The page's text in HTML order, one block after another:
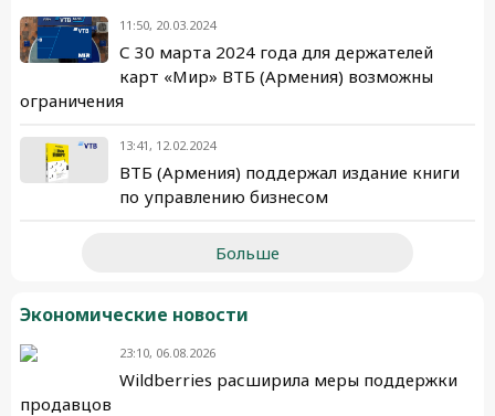
11:50, 20.03.2024
С 30 марта 2024 года для держателей
карт «Мир» ВТБ (Армения) возможны
ограничения
13:41, 12.02.2024
ВТБ (Армения) поддержал издание книги
по управлению бизнесом
Больше
Экономические новости
23:10, 06.08.2026
Wildberries расширила меры поддержки
продавцов